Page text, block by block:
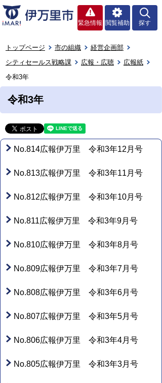
緊急情報 閲覧補助 探す
トップページ 市の組織
経営企画部
シティセールス戦略課
広報・広聴
広報紙
令和3年
令和3年
No.814広報伊万里 令和3年12月号
No.813広報伊万里 令和3年11月号
No.812広報伊万里 令和3年10月号
No.811広報伊万里 令和3年9月号
No.810広報伊万里 令和3年8月号
No.809広報伊万里 令和3年7月号
No.808広報伊万里 令和3年6月号
No.807広報伊万里 令和3年5月号
No.806広報伊万里 令和3年4月号
No.805広報伊万里 令和3年3月号